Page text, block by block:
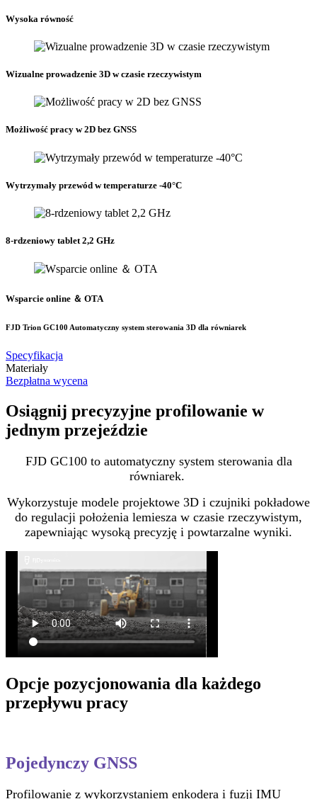
Wysoka równość
Wizualne prowadzenie 3D w czasie rzeczywistym
Możliwość pracy w 2D bez GNSS
Wytrzymały przewód w temperaturze -40°C
8-rdzeniowy tablet 2,2 GHz
Wsparcie online ＆ OTA
FJD Trion GC100 Automatyczny system sterowania 3D dla równiarek
Specyfikacja
Materiały
Bezpłatna wycena
Osiągnij precyzyjne profilowanie w
jednym przejeździe
FJD GC100 to automatyczny system sterowania dla
równiarek.
Wykorzystuje modele projektowe 3D i czujniki pokładowe
do regulacji położenia lemiesza w czasie rzeczywistym,
zapewniając wysoką precyzję i powtarzalne wyniki.
Opcje pozycjonowania dla każdego
przepływu pracy
Pojedynczy GNSS
Profilowanie z wykorzystaniem enkodera i fuzji IMU